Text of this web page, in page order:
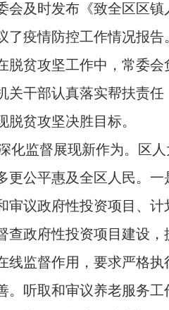
会及时发布《致全区区
了疫情防控工作情况报告
脱贫攻坚工作中，常委
关干部认真落实帮扶责
贫攻坚决胜目标。
化监督展现新作为。区
更公平惠及全区人民。
审议政府性投资项目、
查政府性投资项目建设
线监督作用，要求严格
。听取和审议养老服务